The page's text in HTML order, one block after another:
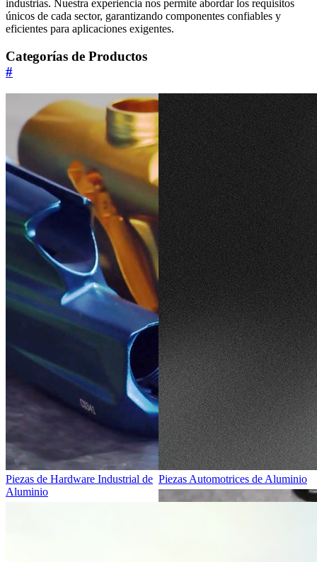
industrias. Nuestra experiencia nos permite abordar los requisitos
únicos de cada sector, garantizando componentes confiables y
eficientes para aplicaciones exigentes.
Categorías de Productos
#
Piezas de Hardware Industrial de
Aluminio
Piezas Automotrices de Aluminio